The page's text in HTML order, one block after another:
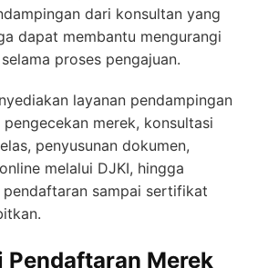
dari konsultan yang
dapat membantu mengurangi
proses pengajuan.
layanan pendampingan
merek, konsultasi
penyusunan dokumen,
melalui DJKI, hingga
sampai sertifikat
Pendaftaran Merek